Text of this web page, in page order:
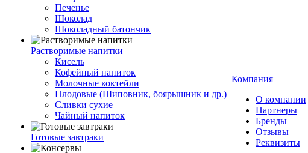
Печенье
Шоколад
Шоколадный батончик
Растворимые напитки
Кисель
Кофейный напиток
Молочные коктейли
Плодовые (Шиповник, боярышник и др.)
Сливки сухие
Чайный напиток
Готовые завтраки
Компания
О компании
Партнеры
Бренды
Отзывы
Реквизиты